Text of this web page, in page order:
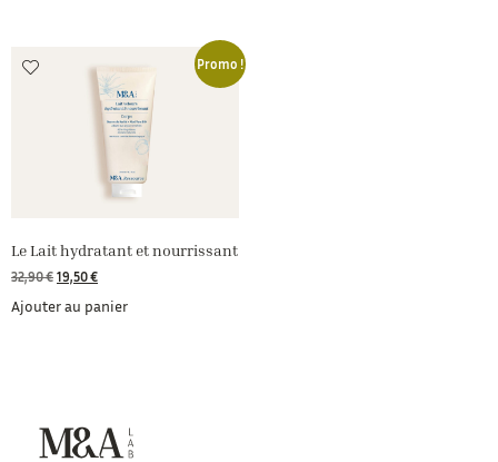
Promo !
Le Lait hydratant et nourrissant
32,90€ 19,50€
Ajouter au panier